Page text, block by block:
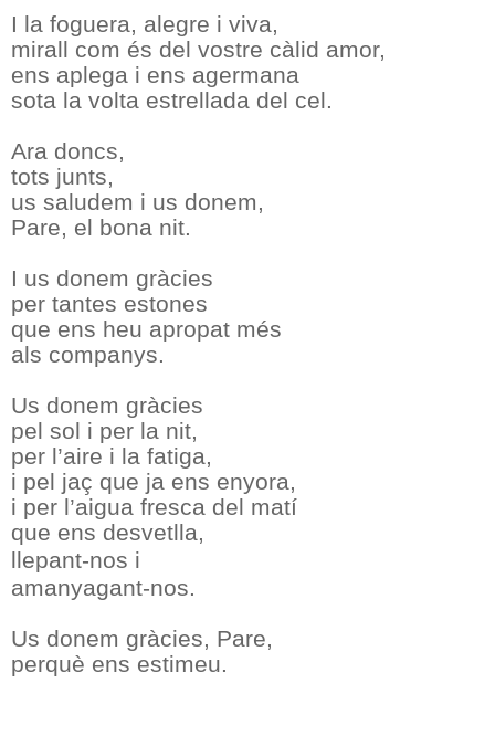
I la foguera, alegre i viva,
mirall com és del vostre càlid amor,
ens aplega i ens agermana
sota la volta estrellada del cel.
Ara doncs,
tots junts,
us saludem i us donem,
Pare, el bona nit.
I us donem gràcies
per tantes estones
que ens heu apropat més
als companys.
Us donem gràcies
pel sol i per la nit,
per l’aire i la fatiga,
i pel jaç que ja ens enyora,
i per l’aigua fresca del matí
que ens desvetlla,
llepant-nos i
amanyagant-nos.
Us donem gràcies, Pare,
perquè ens estimeu.